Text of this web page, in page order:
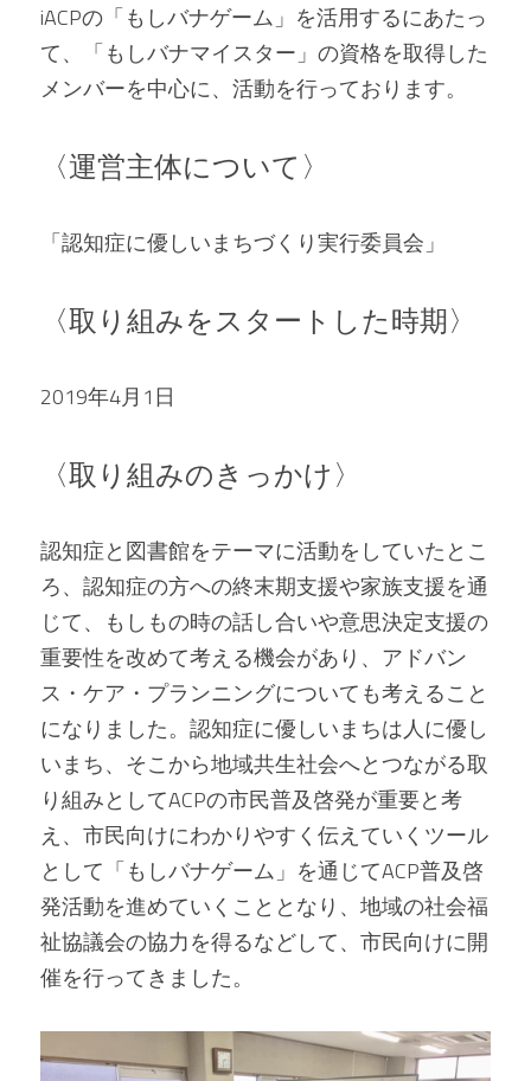
iACPの「もしバナゲーム」を活用するにあたっ
て、「もしバナマイスター」の資格を取得した
メンバーを中心に、活動を行っております。
〈運営主体について〉
「認知症に優しいまちづくり実行委員会 」
〈取り組みをスタートした時期〉
2019年4月1日
〈取り組みのきっかけ〉
認知症と図書館をテーマに活動をしていたとこ
ろ、認知症の方への終末期支援や家族支援を通
じて、もしもの時の話し合いや意思決定支援の
重要性を改めて考える機会があり、アドバン
ス・ケア・プランニングについても考えること
になりました。認知症に優しいまちは人に優し
いまち、そこから地域共生社会へとつながる取
り組みとしてACPの市民普及啓発が重要と考
え、市民向けにわかりやすく伝えていくツール
として「もしバナゲーム」を通じてACP普及啓
発活動を進めていくこととなり、地域の社会福
祉協議会の協力を得るなどして、市民向けに開
催を行ってきました。